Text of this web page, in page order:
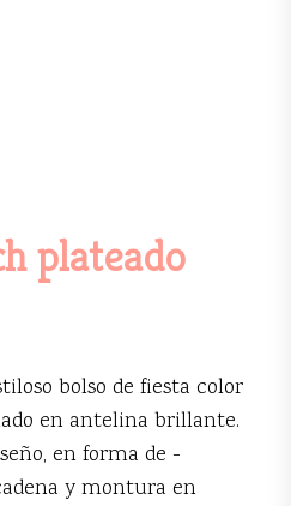
plateado
bolso de fiesta color
en antelina brillante.
en forma de -
y montura en